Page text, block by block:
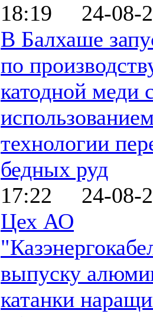
18:19 24-08-
В Балхаше
по
катодной меди
технологии
бедных руд
17:22 24-08-
Цех АО
выпуску
катанки